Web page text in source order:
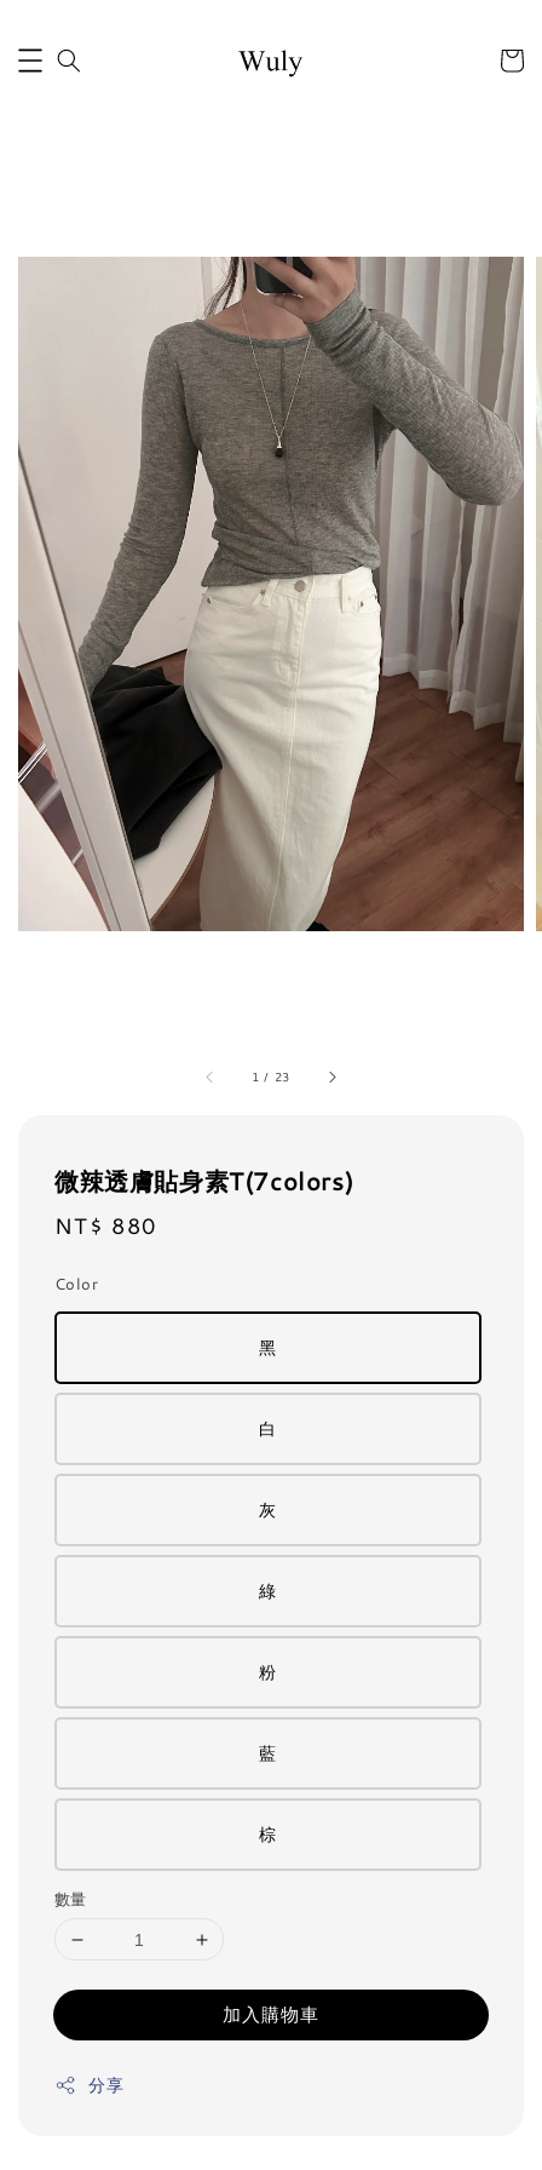
1 / 23
微辣透膚貼身素T(7colors)
Regular
NT$ 880
Color
黑
白
灰
綠
粉
藍
棕
數量
加入購物車
分享